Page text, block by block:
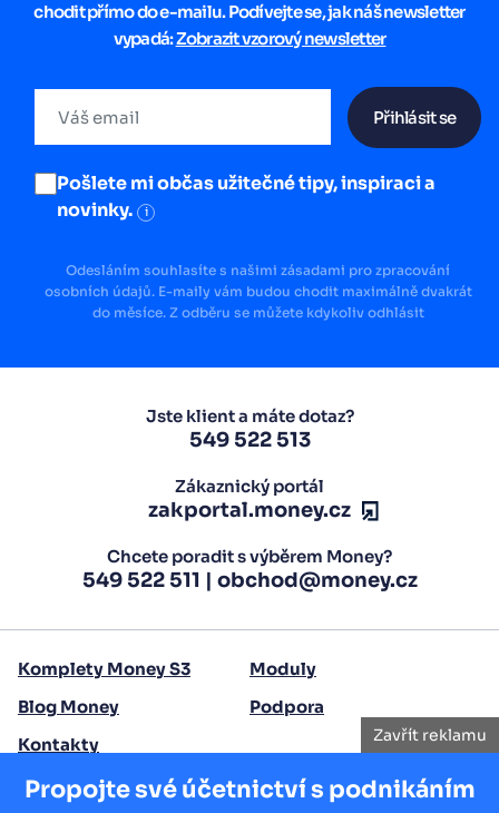
Zavřít reklamu
Propojte své účetnictví s podnikáním
chodit přímo do e-mailu. Podívejte se, jak náš newsletter
vypadá:Zobrazit vzorový newsletter
Přihlásit se
Pošlete mi občas užitečné tipy, inspiraci a
novinky.
i
Odesláním souhlasíte s našimi zásadami pro zpracování
osobních údajů. E-maily vám budou chodit maximálně dvakrát
do měsíce. Z odběru se můžete kdykoliv odhlásit
Jste klient a máte dotaz?
549 522 513
Zákaznický portál
zakportal.money.cz
Chcete poradit s výběrem Money?
549 522 511 | obchod@money.cz
Komplety Money S3
Moduly
Blog Money
Podpora
Kontakty
Copyright 2026 Seyfor, a. s.